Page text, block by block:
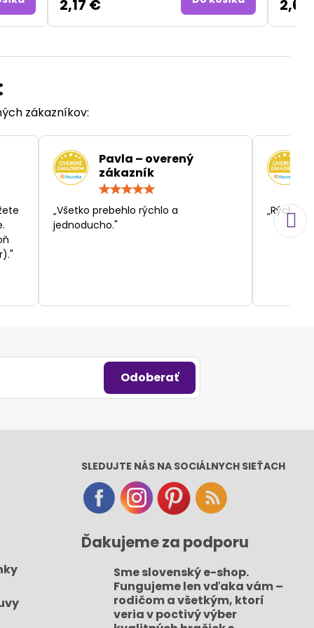
2,17 €
zákazníkov:
Pavla – overený
zákazník
„Všetko prebehlo rýchlo a
jednoducho."
Odoberať
SLEDUJTE NÁS NA SOCIÁLNYCH SIEŤACH
Ďakujeme za podporu
Sme slovenský e-shop​.
Fungujeme len vďaka vám –
rodičom a všetkým, ktorí
veria v poctivý výber